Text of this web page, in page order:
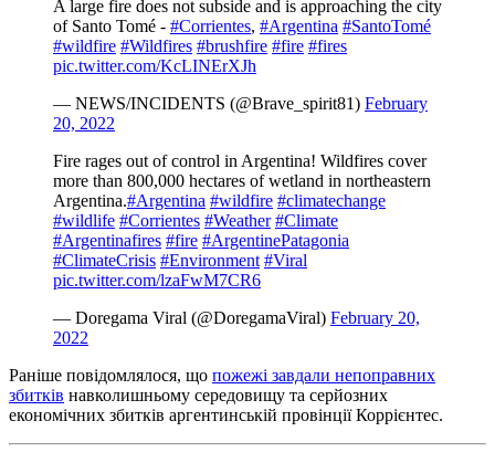
A large fire does not subside and is approaching the city
of Santo Tomé - #Corrientes, #Argentina #SantoTomé
#wildfire #Wildfires #brushfire #fire #fires
pic.twitter.com/KcLINErXJh
— NEWS/INCIDENTS (@Brave_spirit81) February
20, 2022
Fire rages out of control in Argentina! Wildfires cover
more than 800,000 hectares of wetland in northeastern
Argentina.#Argentina #wildfire #climatechange
#wildlife #Corrientes #Weather #Climate
#Argentinafires #fire #ArgentinePatagonia
#ClimateCrisis #Environment #Viral
pic.twitter.com/lzaFwM7CR6
— Doregama Viral (@DoregamaViral) February 20,
2022
Раніше повідомлялося, що пожежі завдали непоправних
збитків навколишньому середовищу та серйозних
економічних збитків аргентинській провінції Коррієнтес.